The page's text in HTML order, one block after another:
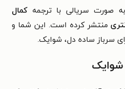
صورت سریالی با ترجمه کمال
منتشر کرده است. این شما و
سرباز ساده دل، شوایک.
شوایک